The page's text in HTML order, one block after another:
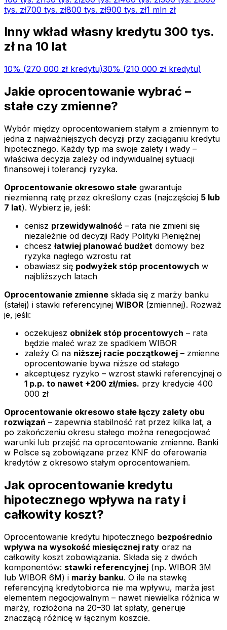
tys. zł700 tys. zł800 tys. zł900 tys. zł1 mln zł
Inny wkład własny kredytu 300 tys.
zł na 10 lat
10% (270 000 zł kredytu)30% (210 000 zł kredytu)
Jakie oprocentowanie wybrać –
stałe czy zmienne?
Wybór między oprocentowaniem stałym a zmiennym to
jedna z najważniejszych decyzji przy zaciąganiu kredytu
hipotecznego. Każdy typ ma swoje zalety i wady –
właściwa decyzja zależy od indywidualnej sytuacji
finansowej i tolerancji ryzyka.
Oprocentowanie okresowo stałe gwarantuje
niezmienną ratę przez określony czas (najczęściej 5 lub
7 lat). Wybierz je, jeśli:
cenisz przewidywalność – rata nie zmieni się
niezależnie od decyzji Rady Polityki Pieniężnej
chceszłatwiej planować budżet domowy bez
ryzyka nagłego wzrostu rat
obawiasz się podwyżek stóp procentowych w
najbliższych latach
Oprocentowanie zmienne składa się z marży banku
(stałej) i stawki referencyjnej WIBOR (zmiennej). Rozważ
je, jeśli:
oczekujesz obniżek stóp procentowych – rata
będzie maleć wraz ze spadkiem WIBOR
zależy Ci na niższej racie początkowej – zmienne
oprocentowanie bywa niższe od stałego
akceptujesz ryzyko – wzrost stawki referencyjnej o
1 p.p. to nawet +200 zł/mies. przy kredycie 400
000 zł
Oprocentowanie okresowo stałe łączy zalety obu
rozwiązań – zapewnia stabilność rat przez kilka lat, a
po zakończeniu okresu stałego można renegocjować
warunki lub przejść na oprocentowanie zmienne. Banki
w Polsce są zobowiązane przez KNF do oferowania
kredytów z okresowo stałym oprocentowaniem.
Jak oprocentowanie kredytu
hipotecznego wpływa na raty i
całkowity koszt?
Oprocentowanie kredytu hipotecznego bezpośrednio
wpływa na wysokość miesięcznej raty oraz na
całkowity koszt zobowiązania. Składa się z dwóch
komponentów: stawki referencyjnej (np. WIBOR 3M
lub WIBOR 6M) i marży banku. O ile na stawkę
referencyjną kredytobiorca nie ma wpływu, marża jest
elementem negocjowalnym – nawet niewielka różnica w
marży, rozłożona na 20–30 lat spłaty, generuje
znaczącą różnicę w łącznym koszcie.